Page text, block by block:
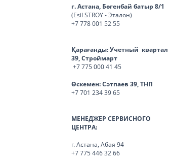
г. Астана, Бөгенбай батыр 8/1
(Esil STROY - Эталон)
+7 778 001 52 55
Қарағанды:Учетный квартал
39, Строймарт
+7 775 000 41 45
Өскемен:Сәтпаев 39, ТНП
+7 701 234 39 65
МЕНЕДЖЕР СЕРВИСНОГО
ЦЕНТРА:
г. Астана, Абая 94
+7 775 446 32 66